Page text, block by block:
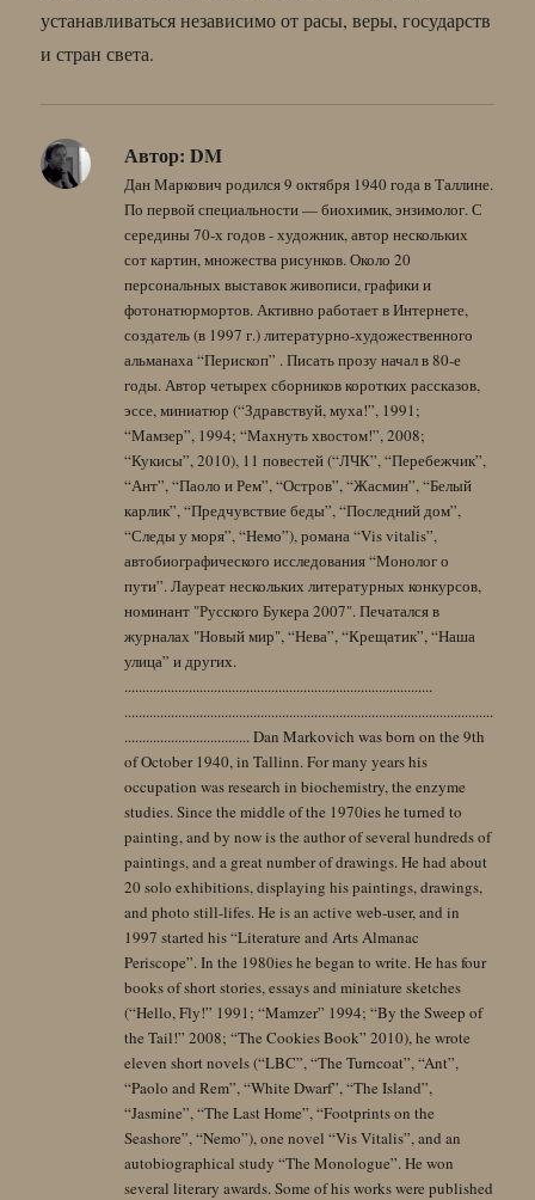
устанавливаться независимо от расы, веры, государств
и стран света.
Автор: DM
Дан Маркович родился 9 октября 1940 года в Таллине.
По первой специальности — биохимик, энзимолог. С
середины 70-х годов - художник, автор нескольких
сот картин, множества рисунков. Около 20
персональных выставок живописи, графики и
фотонатюрмортов. Активно работает в Интернете,
создатель (в 1997 г.) литературно-художественного
альманаха “Перископ” . Писать прозу начал в 80-е
годы. Автор четырех сборников коротких рассказов,
эссе, миниатюр (“Здравствуй, муха!”, 1991;
“Мамзер”, 1994; “Махнуть хвостом!”, 2008;
“Кукисы”, 2010), 11 повестей (“ЛЧК”, “Перебежчик”,
“Ант”, “Паоло и Рем”, “Остров”, “Жасмин”, “Белый
карлик”, “Предчувствие беды”, “Последний дом”,
“Следы у моря”, “Немо”), романа “Vis vitalis”,
автобиографического исследования “Монолог о
пути”. Лауреат нескольких литературных конкурсов,
номинант "Русского Букера 2007". Печатался в
журналах "Новый мир", “Нева”, “Крещатик”, “Наша
улица” и других.
......................................................................................
.......................................................................................................
................................... Dan Markovich was born on the 9th
of October 1940, in Tallinn. For many years his
occupation was research in biochemistry, the enzyme
studies. Since the middle of the 1970ies he turned to
painting, and by now is the author of several hundreds of
paintings, and a great number of drawings. He had about
20 solo exhibitions, displaying his paintings, drawings,
and photo still-lifes. He is an active web-user, and in
1997 started his “Literature and Arts Almanac
Periscope”. In the 1980ies he began to write. He has four
books of short stories, essays and miniature sketches
(“Hello, Fly!” 1991; “Mamzer” 1994; “By the Sweep of
the Tail!” 2008; “The Cookies Book” 2010), he wrote
eleven short novels (“LBC”, “The Turncoat”, “Ant”,
“Paolo and Rem”, “White Dwarf”, “The Island”,
“Jasmine”, “The Last Home”, “Footprints on the
Seashore”, “Nemo”), one novel “Vis Vitalis”, and an
autobiographical study “The Monologue”. He won
several literary awards. Some of his works were published